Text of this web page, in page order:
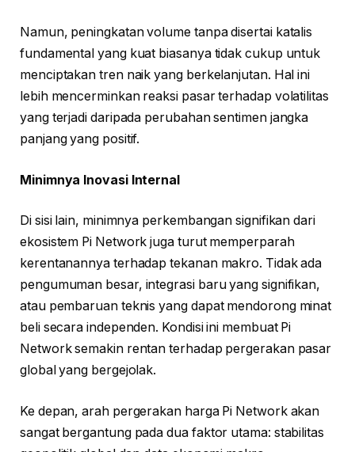
Namun, peningkatan volume tanpa disertai katalis
fundamental yang kuat biasanya tidak cukup untuk
menciptakan tren naik yang berkelanjutan. Hal ini
lebih mencerminkan reaksi pasar terhadap volatilitas
yang terjadi daripada perubahan sentimen jangka
panjang yang positif.
Minimnya Inovasi Internal
Di sisi lain, minimnya perkembangan signifikan dari
ekosistem Pi Network juga turut memperparah
kerentanannya terhadap tekanan makro. Tidak ada
pengumuman besar, integrasi baru yang signifikan,
atau pembaruan teknis yang dapat mendorong minat
beli secara independen. Kondisi ini membuat Pi
Network semakin rentan terhadap pergerakan pasar
global yang bergejolak.
Ke depan, arah pergerakan harga Pi Network akan
sangat bergantung pada dua faktor utama: stabilitas